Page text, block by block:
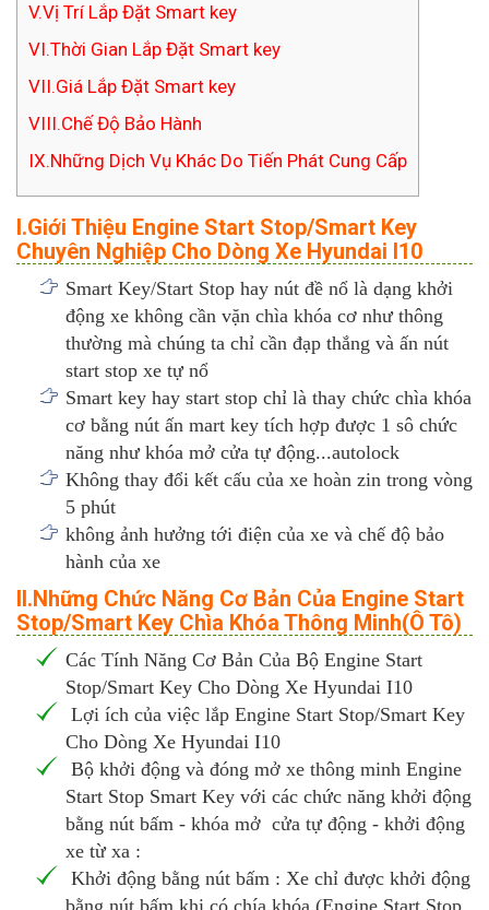
V.Vị Trí Lắp Đặt Smart key
VI.Thời Gian Lắp Đặt Smart key
VII.Giá Lắp Đặt Smart key
VIII.Chế Độ Bảo Hành
IX.Những Dịch Vụ Khác Do Tiến Phát Cung Cấp
I.Giới Thiệu Engine Start Stop/Smart Key
Chuyên Nghiệp Cho Dòng Xe Hyundai I10
Smart Key/Start Stop hay nút đề nổ là dạng khởi
động xe không cần vặn chìa khóa cơ như thông
thường mà chúng ta chỉ cần đạp thắng và ấn nút
start stop xe tự nổ
Smart key hay start stop chỉ là thay chức chìa khóa
cơ bằng nút ấn mart key tích hợp được 1 sô chức
năng như khóa mở cửa tự động...autolock
Không thay đổi kết cấu của xe hoàn zin trong vòng
5 phút
không ảnh hưởng tới điện của xe và chế độ bảo
hành của xe
II.Những Chức Năng Cơ Bản Của Engine Start
Stop/Smart Key Chìa Khóa Thông Minh(Ô Tô)
Các Tính Năng Cơ Bản Của Bộ Engine Start
Stop/Smart Key Cho Dòng Xe Hyundai I10
Lợi ích của việc lắp Engine Start Stop/Smart Key
Cho Dòng Xe Hyundai I10
Bộ khởi động và đóng mở xe thông minh Engine
Start Stop Smart Key với các chức năng khởi động
bằng nút bấm - khóa mở cửa tự động - khởi động
xe từ xa :
Khởi động bằng nút bấm : Xe chỉ được khởi động